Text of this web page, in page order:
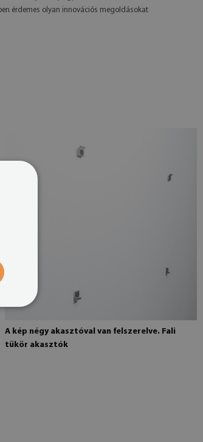
érdemes olyan innovációs megoldásokat
A kép négy akasztóval van felszerelve. Fali
tükör akasztók